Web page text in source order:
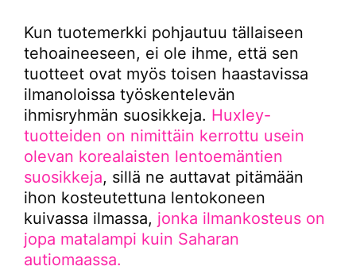
Kun tuotemerkki pohjautuu tällaiseen
tehoaineeseen, ei ole ihme, että sen
tuotteet ovat myös toisen haastavissa
ilmanoloissa työskentelevän
ihmisryhmän suosikkeja. Huxley-
tuotteiden on nimittäin kerrottu usein
olevan korealaisten lentoemäntien
suosikkeja, sillä ne auttavat pitämään
ihon kosteutettuna lentokoneen
kuivassa ilmassa, jonka ilmankosteus on
jopa matalampi kuin Saharan
autiomaassa.